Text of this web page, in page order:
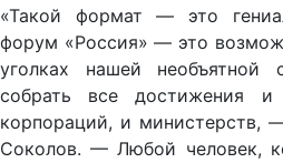
«Такой формат — это
форум «Россия» — это
уголках нашей необъятной
собрать все достижения
корпораций, и министерств,
Соколов. — Любой человек,